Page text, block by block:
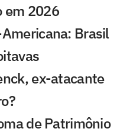
em 2026
Brasil
ex-atacante
de Patrimônio